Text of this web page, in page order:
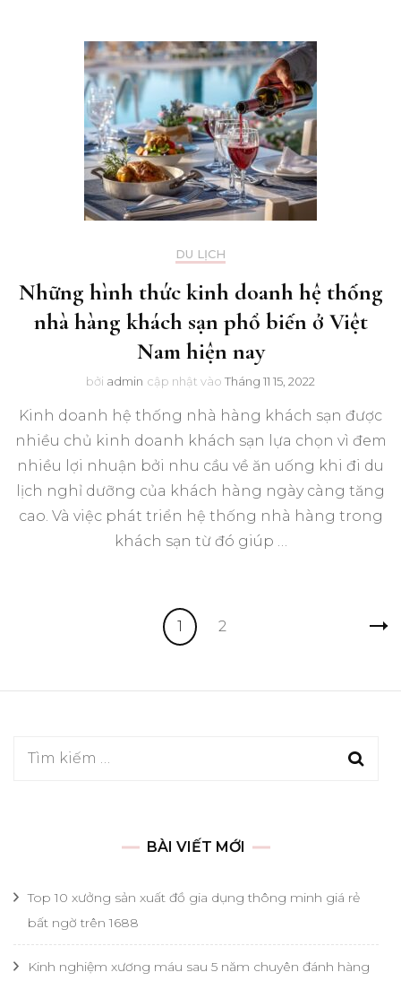
DU LỊCH
Những hình thức kinh doanh hệ thống
nhà hàng khách sạn phổ biến ở Việt
Nam hiện nay
bởi admin cập nhật vào Tháng 11 15, 2022
Kinh doanh hệ thống nhà hàng khách sạn được
nhiều chủ kinh doanh khách sạn lựa chọn vì đem
nhiều lợi nhuận bởi nhu cầu về ăn uống khi đi du
lịch nghỉ dưỡng của khách hàng ngày càng tăng
cao. Và việc phát triển hệ thống nhà hàng trong
khách sạn từ đó giúp …
viết
Trang
1 Trang
2
Tìm
BÀI VIẾT MỚI
Top 10 xưởng sản xuất đồ gia dụng thông minh giá rẻ
bất ngờ trên 1688
Kinh nghiệm xương máu sau 5 năm chuyên đánh hàng